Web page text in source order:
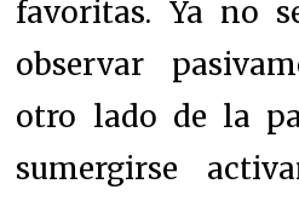
favoritas. Ya no
observar
otro lado de la
sumergirse